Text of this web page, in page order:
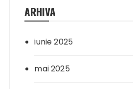
ARHIVA
iunie 2025
mai 2025